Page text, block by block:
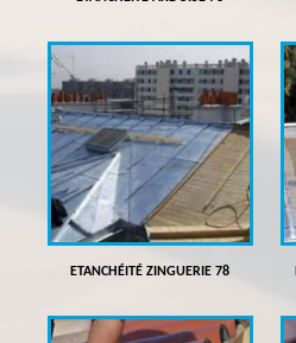
ETANCHÉITÉ ZINGUERIE 78